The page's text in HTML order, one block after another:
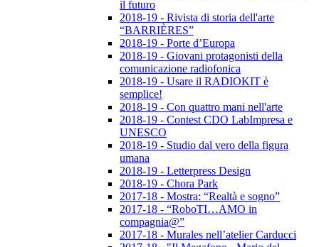
il futuro
2018-19 - Rivista di storia dell'arte
“BARRIÈRES”
2018-19 - Porte d’Europa
2018-19 - Giovani protagonisti della
comunicazione radiofonica
2018-19 - Usare il RADIOKIT è
semplice!
2018-19 - Con quattro mani nell'arte
2018-19 - Contest CDO LabImpresa e
UNESCO
2018-19 - Studio dal vero della figura
umana
2018-19 - Letterpress Design
2018-19 - Chora Park
2017-18 - Mostra: “Realtà e sogno”
2017-18 - “RoboTI…AMO in
compagnia@”
2017-18 - Murales nell’atelier Carducci